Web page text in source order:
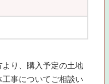
り、購入予定の土地
工事についてご相談い